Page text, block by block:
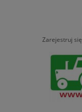
Zarejestruj się